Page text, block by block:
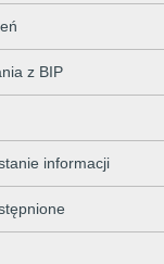
z BIP
informacji